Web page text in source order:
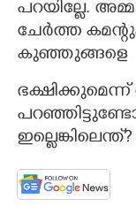
പറയില്ലേ.
ചേർത്ത
കുഞ്ഞുങ്ങളെ
ഇല്ലെങ്കിലെന്ത്?